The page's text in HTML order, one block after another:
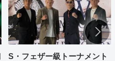
S・フェザー級トーナメント